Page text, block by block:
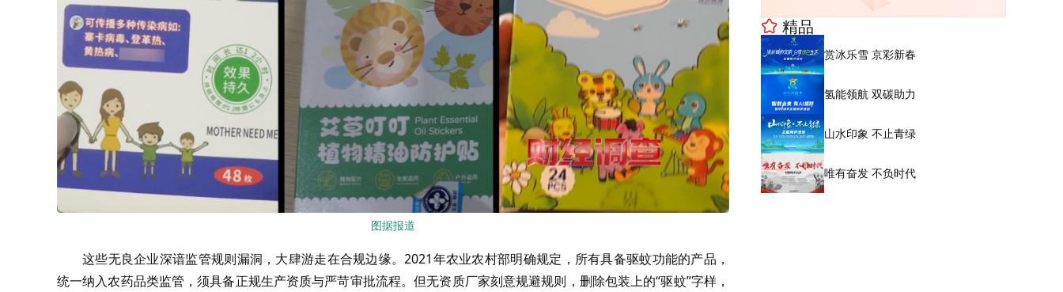
图据报道
这些无良企业深谙监管规则漏洞，大肆游走在合规边缘。2021年农业农村部明确规定，所有具备驱蚊功能的产品，
统一纳入农药品类监管，须具备正规生产资质与严苛审批流程。但无资质厂家刻意规避规则，删除包装上的“驱蚊”字样，
精品
赏冰乐雪 京彩新春
氢能领航 双碳助力
山水印象 不止青绿
唯有奋发 不负时代